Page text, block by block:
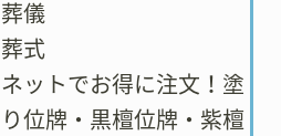
葬儀
葬式
ネットでお得に注文！塗
り位牌・黒檀位牌・紫檀